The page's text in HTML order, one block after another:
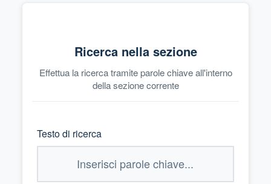
Ricerca nella sezione
Effettua la ricerca tramite parole chiave all'interno
della sezione corrente
Testo di ricerca